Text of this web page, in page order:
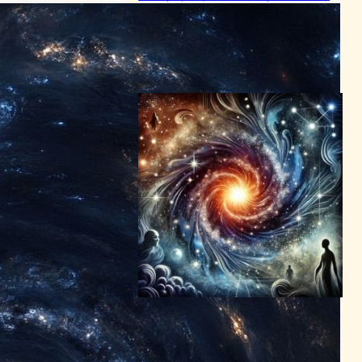
酸素を検出、宇宙初期の化学
進化に新知見
スペーステクノロジーニュース
2025年5月17日22:08
宇宙の起源を解明、ビッグバ
ン以前の謎に迫る新研究が示
唆する未知の可能性